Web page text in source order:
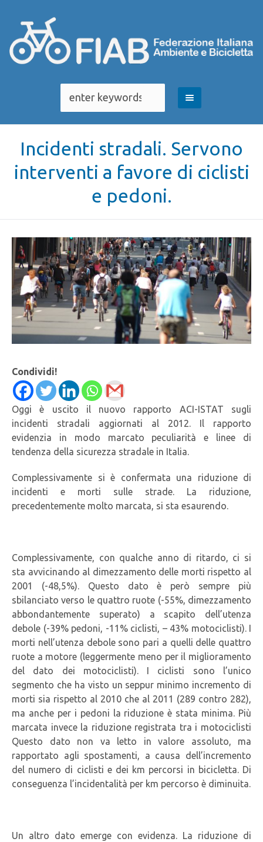
Incidenti stradali. Servono
interventi a favore di ciclisti
e pedoni.
Condividi!
Oggi è uscito il nuovo rapporto ACI-ISTAT sugli
incidenti stradali aggiornati al 2012. Il rapporto
evidenzia in modo marcato peculiarità e linee di
tendenza della sicurezza stradale in Italia.
Complessivamente si è confermata una riduzione di
incidenti e morti sulle strade. La riduzione,
precedentemente molto marcata, si sta esaurendo.
Complessivamente, con qualche anno di ritardo, ci si
sta avvicinando al dimezzamento delle morti rispetto al
2001 (-48,5%). Questo dato è però sempre più
sbilanciato verso le quattro ruote (-55%, dimezzamento
abbondantemente superato) a scapito dell’utenza
debole (-39% pedoni, -11% ciclisti, – 43% motociclisti). I
morti nell’utenza debole sono pari a quelli delle quattro
ruote a motore (leggermente meno per il miglioramento
del dato dei motociclisti). I ciclisti sono l’unico
segmento che ha visto un seppur minimo incremento di
morti sia rispetto al 2010 che al 2011 (289 contro 282),
ma anche per i pedoni la riduzione è stata minima. Più
marcata invece la riduzione registrata tra i motociclisti
Questo dato non va letto in valore assoluto, ma
rapportato agli spostamenti, a causa dell’incremento
del numero di ciclisti e dei km percorsi in bicicletta. Di
conseguenza l’incidentalità per km percorso è diminuita.
Un altro dato emerge con evidenza. La riduzione di